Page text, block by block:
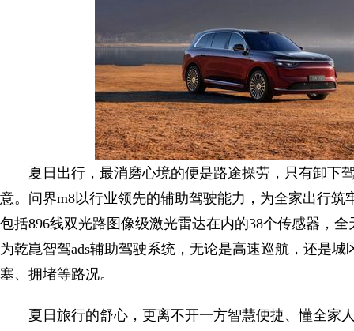
夏日出行，最消磨心境的便是路途操劳，只有卸下
意。问界m8以行业领先的辅助驾驶能力，为全家出行
包括896线双光路图像级激光雷达在内的38个传感器，
为乾崑智驾ads辅助驾驶系统，无论是高速巡航，还是
塞、拥堵等路况。
夏日旅行的舒心，更离不开一方智慧便捷、懂全家